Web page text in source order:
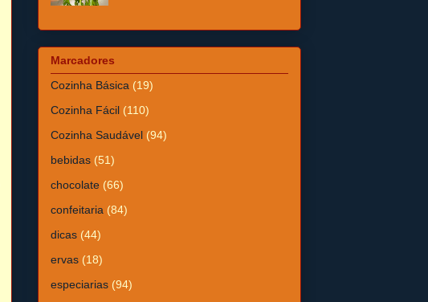
Marcadores
Cozinha Básica (19)
Cozinha Fácil (110)
Cozinha Saudável (94)
bebidas (51)
chocolate (66)
confeitaria (84)
dicas (44)
ervas (18)
especiarias (94)